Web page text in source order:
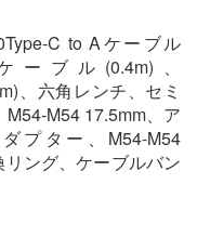
C to Aケーブル
ーブル(0.4m)、
、六角レンチ、セミ
M54 17.5mm、ア
プター、M54-M54
ング、ケーブルバン